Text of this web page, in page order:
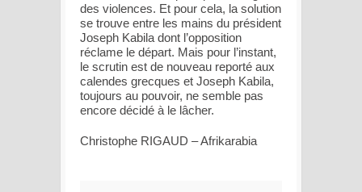
des violences. Et pour cela, la solution
se trouve entre les mains du président
Joseph Kabila dont l’opposition
réclame le départ. Mais pour l’instant,
le scrutin est de nouveau reporté aux
calendes grecques et Joseph Kabila,
toujours au pouvoir, ne semble pas
encore décidé à le lâcher.
Christophe RIGAUD – Afrikarabia